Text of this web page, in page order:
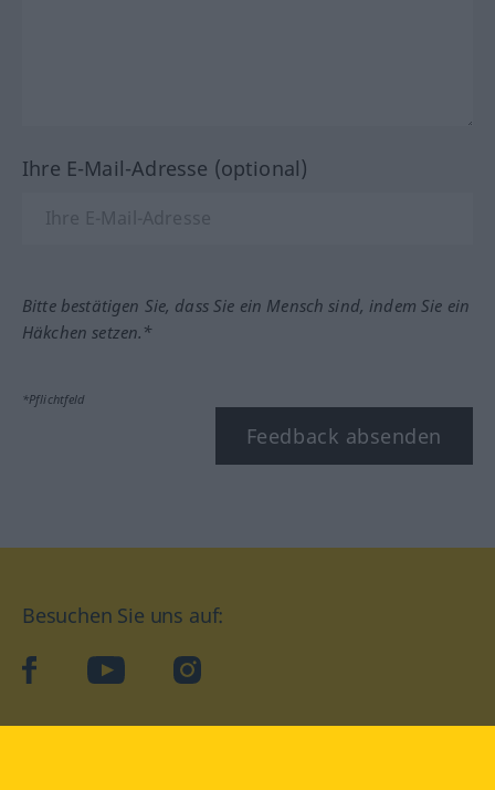
Ihre E-Mail-Adresse (optional)
Bitte bestätigen Sie, dass Sie ein Mensch sind, indem Sie ein
Häkchen setzen.*
*Pflichtfeld
Feedback absenden
Besuchen Sie uns auf:
facebookYouTube Instagram